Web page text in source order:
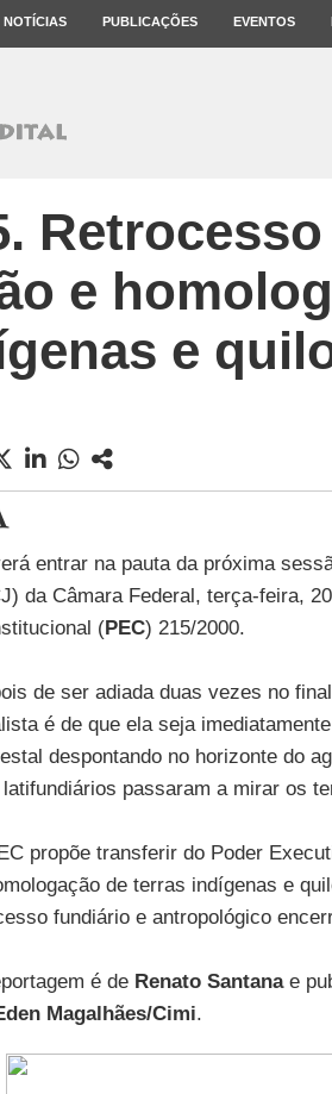
NOTÍCIAS PUBLICAÇÕES EVENTOS
e
e
entrar na pauta da próxima
da Câmara Federal, terça-feira,
(PEC) 215/2000.
de ser adiada duas vezes no
é de que ela seja
despontando no horizonte do
passaram a mirar os
propõe transferir do Poder
de terras indígenas e
fundiário e antropológico
é de Renato Santanae
Magalhães/Cimi.